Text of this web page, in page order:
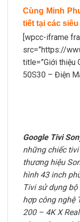
Cùng Minh
tiết tại các
[wpcc-iframe
src=”https://
title=”Giới thiệu
50S30 – Điện
Google Tivi
những chiếc
thương hiệu
hình 43 inch
Tivi sử dụng bộ
hợp công nghệ
200 – 4K X